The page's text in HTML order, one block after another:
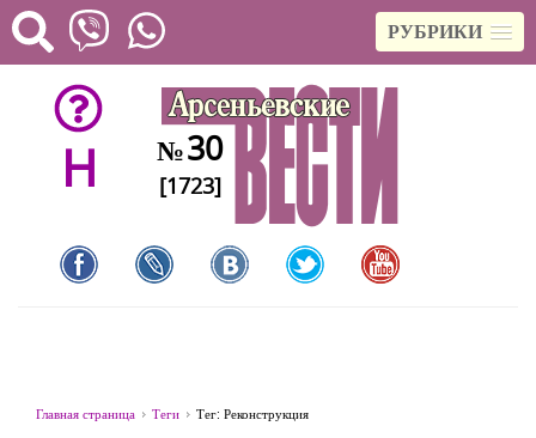
РУБРИКИ
H №30
[1723]
Главная страница Теги Тег: Реконструкция